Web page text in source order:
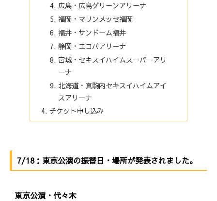
広島・広島グリーンアリーナ
福岡・マリンメッセ福岡
福井・サンドーム福井
静岡・エコパアリーナ
宮城・セキスイハイムスーパーアリ
ーナ
北海道・真駒内セキスイハイムアイ
スアリーナ
チケット申し込み
7/18：東京公演の振替日・場所が発表されました。
東京公演・代々木